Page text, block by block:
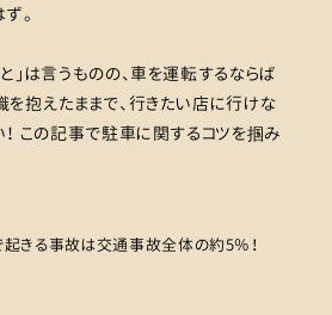
。
」は言うものの、車を運転するならば
抱えたままで、行きたい店に行けな
この記事で駐車に関するコツを掴み
きる事故は交通事故全体の約5％！